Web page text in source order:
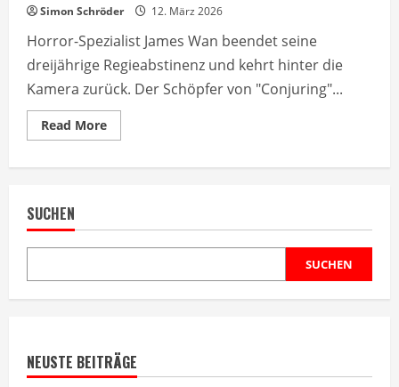
Simon Schröder 12. März 2026
Horror-Spezialist James Wan beendet seine
dreijährige Regieabstinenz und kehrt hinter die
Kamera zurück. Der Schöpfer von "Conjuring"...
Read MoreRead
more
Pause
ins
SUCHEN
SUCHEN
NEUSTE BEITRÄGE